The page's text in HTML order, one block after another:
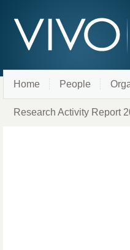
Home People
Research Activity Report